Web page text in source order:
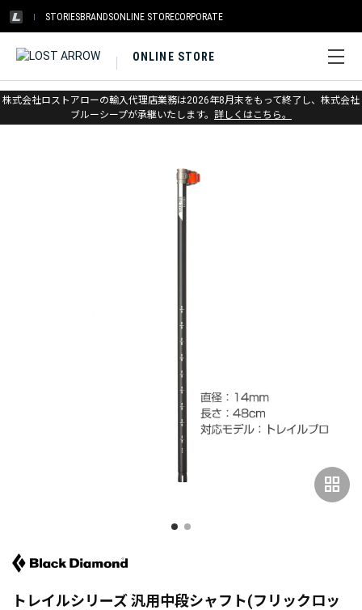
STORIESBRANDSONLINE STORECORPORATE
ONLINE STORE
株式会社ロストアローの輸入代理店業務は2026年8月末をもって終了し、株式会社
ブルーシープが承継いたします。 詳しくはこちら。
ホーム > ブラックダイヤモンド > トレッキングポール
オプション & パーツ
grid_view
トレイルシリーズ 汎用中段シャフト(フリックロッ